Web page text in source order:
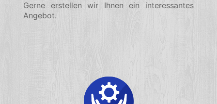
Gerne erstellen wir Ihnen ein interessantes
Angebot.